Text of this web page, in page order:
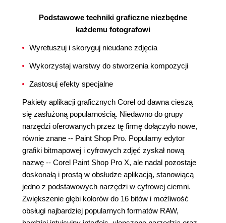
Podstawowe techniki graficzne niezbędne
każdemu fotografowi
Wyretuszuj i skoryguj nieudane zdjęcia
Wykorzystaj warstwy do stworzenia kompozycji
Zastosuj efekty specjalne
Pakiety aplikacji graficznych Corel od dawna cieszą
się zasłużoną popularnością. Niedawno do grupy
narzędzi oferowanych przez tę firmę dołączyło nowe,
równie znane -- Paint Shop Pro. Popularny edytor
grafiki bitmapowej i cyfrowych zdjęć zyskał nową
nazwę -- Corel Paint Shop Pro X, ale nadal pozostaje
doskonałą i prostą w obsłudze aplikacją, stanowiącą
jedno z podstawowych narzędzi w cyfrowej ciemni.
Zwiększenie głębi kolorów do 16 bitów i możliwość
obsługi najbardziej popularnych formatów RAW,